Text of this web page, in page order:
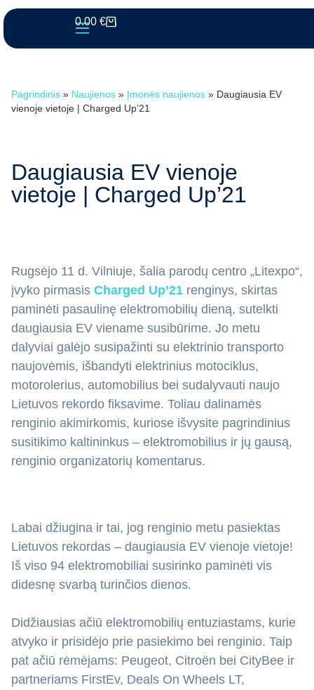
0.00 €
Pagrindinis » Naujienos » Įmonės naujienos » Daugiausia EV
vienoje vietoje | Charged Up’21
Daugiausia EV vienoje
vietoje | Charged Up’21
Rugsėjo 11 d. Vilniuje, šalia parodų centro „Litexpo“,
įvyko pirmasis Charged Up’21 renginys, skirtas
paminėti pasaulinę elektromobilių dieną, sutelkti
daugiausia EV viename susibūrime. Jo metu
dalyviai galėjo susipažinti su elektrinio transporto
naujovėmis, išbandyti elektrinius motociklus,
motorolerius, automobilius bei sudalyvauti naujo
Lietuvos rekordo fiksavime. Toliau dalinamės
renginio akimirkomis, kuriose išvysite pagrindinius
susitikimo kaltininkus – elektromobilius ir jų gausą,
renginio organizatorių komentarus.
Labai džiugina ir tai, jog renginio metu pasiektas
Lietuvos rekordas – daugiausia EV vienoje vietoje!
Iš viso 94 elektromobiliai susirinko paminėti vis
didesnę svarbą turinčios dienos.
Didžiausias ačiū elektromobilių entuziastams, kurie
atvyko ir prisidėjo prie pasiekimo bei renginio. Taip
pat ačiū rėmėjams: Peugeot, Citroën bei CityBee ir
partneriams FirstEv, Deals On Wheels LT,